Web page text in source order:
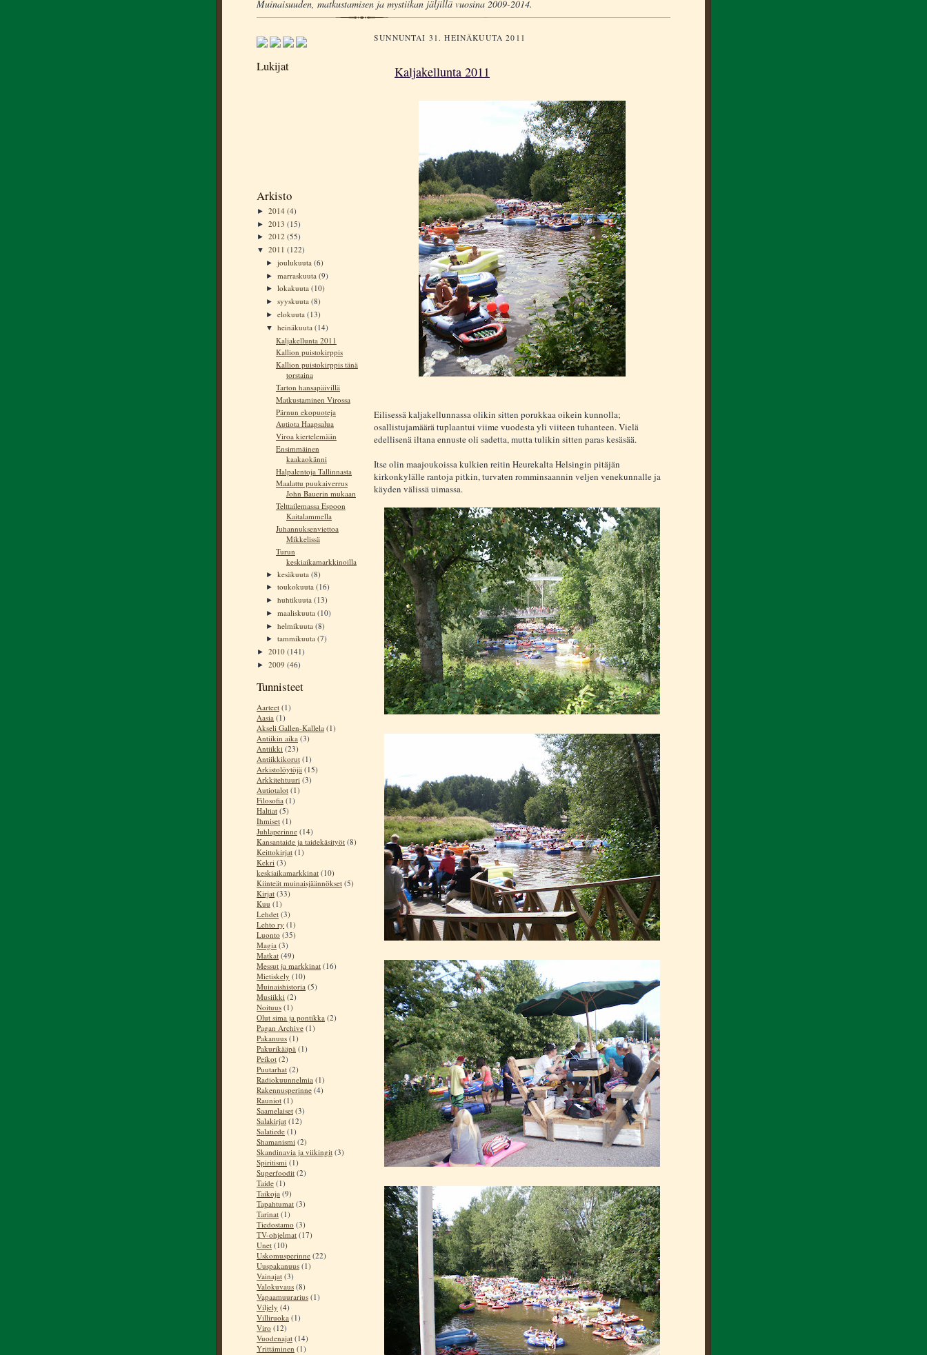
Muinaisuuden, matkustamisen ja mystiikan jäljillä vuosina 2009-2014.
Lukijat
Arkisto
► 2014 (4)
► 2013 (15)
► 2012 (55)
▼ 2011 (122)
►joulukuuta(6)
►marraskuuta(9)
►lokakuuta(10)
►syyskuuta(8)
►elokuuta(13)
▼heinäkuuta(14)
Kaljakellunta 2011
Kallion puistokirppis
Kallion puistokirppis tänä
torstaina
Tarton hansapäivillä
Matkustaminen Virossa
Pärnun ekopuoteja
Autiota Haapsalua
Viroa kiertelemään
Ensimmäinen
kaakaokänni
Halpalentoja Tallinnasta
Maalattu puukaiverrus
John Bauerin mukaan
Telttailemassa Espoon
Kaitalammella
Juhannuksenviettoa
Mikkelissä
Turun
keskiaikamarkkinoilla
►kesäkuuta(8)
►toukokuuta(16)
►huhtikuuta(13)
►maaliskuuta(10)
►helmikuuta(8)
►tammikuuta(7)
► 2010 (141)
► 2009 (46)
Tunnisteet
Aarteet (1)
Aasia (1)
Akseli Gallen-Kallela (1)
Antiikin aika (3)
Antiikki (23)
Antiikkikorut (1)
Arkistolöytöjä (15)
Arkkitehtuuri (3)
Autiotalot (1)
Filosofia (1)
Haltiat (5)
Ihmiset (1)
Juhlaperinne (14)
Kansantaide ja taidekäsityöt (8)
Keittokirjat (1)
Kekri (3)
keskiaikamarkkinat (10)
Kiinteät muinaisjäännökset (5)
Kirjat (33)
Kuu (1)
Lehdet (3)
Lehto ry (1)
Luonto (35)
Magia (3)
Matkat (49)
Messut ja markkinat (16)
Mietiskely (10)
Muinaishistoria (5)
Musiikki (2)
Noituus (1)
Olut sima ja pontikka (2)
Pagan Archive (1)
Pakanuus (1)
Pakurikääpä (1)
Peikot (2)
Puutarhat (2)
Radiokuunnelmia (1)
Rakennusperinne (4)
Rauniot (1)
Saamelaiset (3)
Salakirjat (12)
Salatiede (1)
Shamanismi (2)
Skandinavia ja viikingit (3)
Spiritismi (1)
Superfoodit (2)
Taide (1)
Taikoja (9)
Tapahtumat (3)
Tarinat (1)
Tiedostamo (3)
TV-ohjelmat (17)
Unet (10)
Uskomusperinne (22)
Uuspakanuus (1)
Vainajat (3)
Valokuvaus (8)
Vapaamuurarius (1)
Viljely (4)
Villiruoka (1)
Viro (12)
Vuodenajat (14)
Yrittäminen (1)
SUNNUNTAI 31. HEINÄKUUTA 2011
Kaljakellunta 2011
Eilisessä kaljakellunnassa olikin sitten porukkaa oikein kunnolla;
osallistujamäärä tuplaantui viime vuodesta yli viiteen tuhanteen. Vielä
edellisenä iltana ennuste oli sadetta, mutta tulikin sitten paras kesäsää.
Itse olin maajoukoissa kulkien reitin Heurekalta Helsingin pitäjän
kirkonkylälle rantoja pitkin, turvaten romminsaannin veljen venekunnalle ja
käyden välissä uimassa.